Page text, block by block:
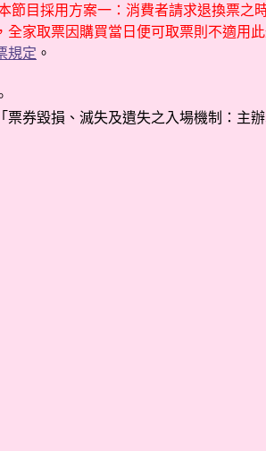
節目採用方案一：消費者請求退換票之
家取票因購買當日便可取票則不適用
規定 。
券毀損、滅失及遺失之入場機制：主